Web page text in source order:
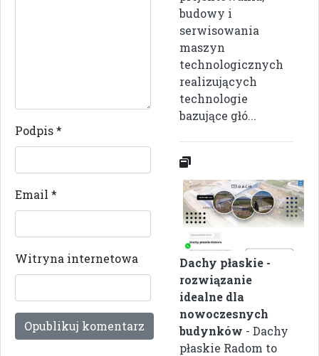
Podpis*
Email *
Witryna internetowa
budowy i
serwisowania
maszyn
technologicznych
realizujących
technologie
bazujące głó...
Dachy płaskie -
rozwiązanie
idealne dla
nowoczesnych
budynków - Dachy
płaskie Radom to